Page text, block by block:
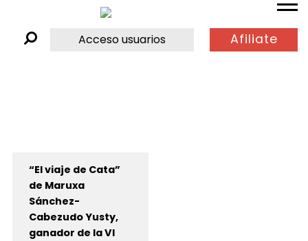
Acceso usuarios Afiliate
“El viaje de Cata”
de Maruxa
Sánchez-
Cabezudo Yusty,
ganador de la VI